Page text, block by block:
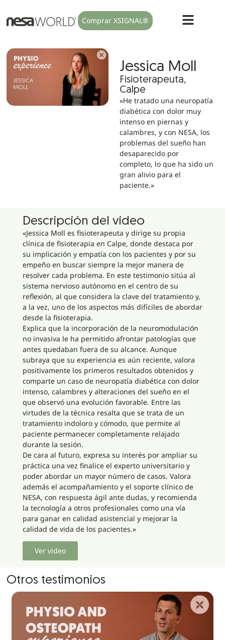
Comprar XSIGNAL®
Jessica Moll
Fisioterapeuta,
Calpe
«He tratado una neuropatía
diabética con dolor muy
intenso en piernas y
calambres, y con NESA, los
problemas del sueño han
desaparecido por
completo, lo que ha sido un
gran alivio para el
paciente.»
Descripción del video
«Jessica Moll es fisioterapeuta y dirige su propia
clínica de fisioterapia en Calpe, donde destaca por
su implicación y empatía con los pacientes y por su
empeño en buscar siempre la mejor manera de
resolver cada problema. En este testimonio sitúa al
sistema nervioso autónomo en el centro de su
reflexión, al que considera la clave del tratamiento y,
a la vez, uno de los aspectos más difíciles de abordar
desde la fisioterapia.
Explica que la incorporación de la neuromodulación
no invasiva le ha permitido afrontar patologías que
antes quedaban fuera de su alcance. Aunque
subraya que su experiencia es aún reciente, valora
positivamente los primeros resultados obtenidos y
comparte un caso de neuropatía diabética con dolor
intenso, calambres y alteraciones del sueño en el
que observó una evolución favorable. Entre las
virtudes de la técnica resalta que se trata de un
tratamiento indoloro y cómodo, que permite al
paciente permanecer completamente relajado
durante la sesión.
De cara al futuro, expresa su interés por ampliar su
práctica una vez finalice el experto universitario y
poder abordar un mayor número de casos. Valora
además el acompañamiento y el soporte clínico de
NESA, con respuesta ágil ante dudas, y recomienda
la tecnología a otros profesionales como una vía
para ganar en calidad asistencial y mejorar la
calidad de vida de los pacientes.»
Ver video
Otros testimonios